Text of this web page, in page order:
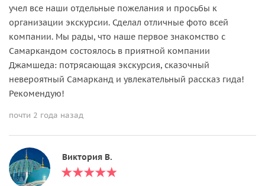
учел все наши отдельные пожелания и просьбы к
организации экскурсии. Сделал отличные фото всей
компании. Мы рады, что наше первое знакомство с
Самаркандом состоялось в приятной компании
Джамшеда: потрясающая экскурсия, сказочный
невероятный Самарканд и увлекательный рассказ гида!
Рекомендую!
почти 2 года назад
Виктория В.